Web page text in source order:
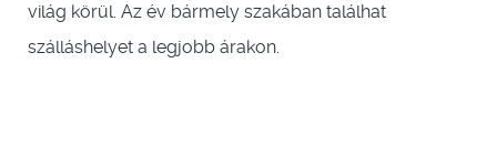
világ körül. Az év bármely szakában találhat
szálláshelyet a legjobb árakon.